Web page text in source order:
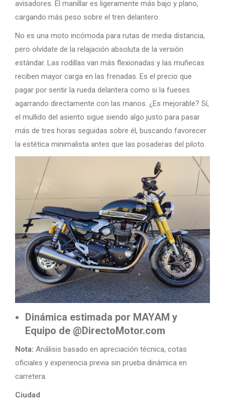
avisadores. El manillar es ligeramente más bajo y plano,
cargando más peso sobre el tren delantero.
No es una moto incómoda para rutas de media distancia,
pero olvídate de la relajación absoluta de la versión
estándar. Las rodillas van más flexionadas y las muñecas
reciben mayor carga en las frenadas. Es el precio que
pagar por sentir la rueda delantera como si la fueses
agarrando directamente con las manos. ¿Es mejorable? Sí,
el mullido del asiento sigue siendo algo justo para pasar
más de tres horas seguidas sobre él, buscando favorecer
la estética minimalista antes que las posaderas del piloto.
Dinámica estimada por MAYAM y
Equipo de @DirectoMotor.com
Nota: Análisis basado en apreciación técnica, cotas
oficiales y experiencia previa sin prueba dinámica en
carretera.
Ciudad